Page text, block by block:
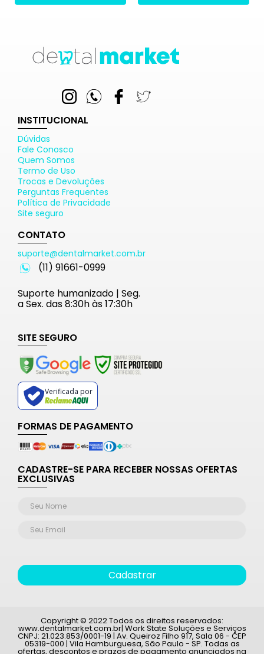
INSTITUCIONAL
Dúvidas
Fale Conosco
Quem Somos
Termo de Uso
Trocas e Devoluções
Perguntas Frequentes
Política de Privacidade
Site seguro
CONTATO
suporte@dentalmarket.com.br
(11) 91661-0999
Suporte humanizado | Seg.
a Sex. das 8:30h às 17:30h
SITE SEGURO
Verificada por
FORMAS DE PAGAMENTO
CADASTRE-SE PARA RECEBER NOSSAS OFERTAS
EXCLUSIVAS
Cadastrar
Copyright © 2022 Todos os direitos reservados:
www.dentalmarket.com.br| Work State Soluções e Serviços
CNPJ: 21.023.853/0001-19 | Av. Queiroz Filho 917, Sala 06 - CEP
05319-000 | Vila Hamburguesa, São Paulo - SP. Todas as
ofertas, descontos e prazos de pagamento anunciados na